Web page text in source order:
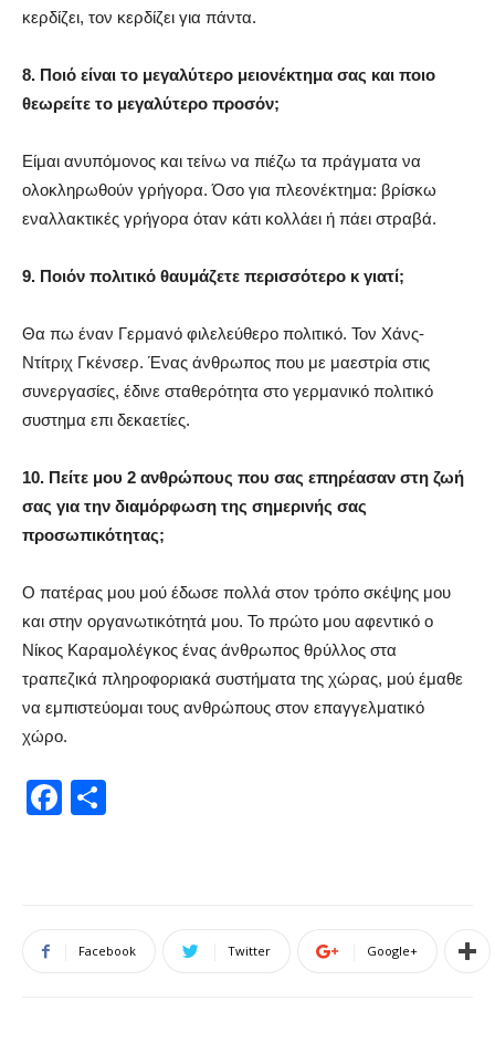
κερδίζει, τον κερδίζει για πάντα.
8. Ποιό είναι το μεγαλύτερο μειονέκτημα σας και ποιο
θεωρείτε το μεγαλύτερο προσόν;
Είμαι ανυπόμονος και τείνω να πιέζω τα πράγματα να
ολοκληρωθούν γρήγορα. Όσο για πλεονέκτημα: βρίσκω
εναλλακτικές γρήγορα όταν κάτι κολλάει ή πάει στραβά.
9. Ποιόν πολιτικό θαυμάζετε περισσότερο κ γιατί;
Θα πω έναν Γερμανό φιλελεύθερο πολιτικό. Τον Χάνς-
Ντίτριχ Γκένσερ. Ένας άνθρωπος που με μαεστρία στις
συνεργασίες, έδινε σταθερότητα στο γερμανικό πολιτικό
συστημα επι δεκαετίες.
10. Πείτε μου 2 ανθρώπους που σας επηρέασαν στη ζωή
σας για την διαμόρφωση της σημερινής σας
προσωπικότητας;
Ο πατέρας μου μού έδωσε πολλά στον τρόπο σκέψης μου
και στην οργανωτικότητά μου. Το πρώτο μου αφεντικό ο
Νίκος Καραμολέγκος ένας άνθρωπος θρύλλος στα
τραπεζικά πληροφοριακά συστήματα της χώρας, μού έμαθε
να εμπιστεύομαι τους ανθρώπους στον επαγγελματικό
χώρο.
Facebook
Facebook Twitter Google+